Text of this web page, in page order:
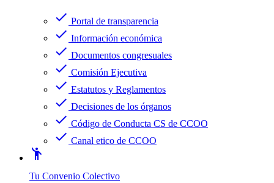
check Portal de transparencia
check Información económica
check Documentos congresuales
check Comisión Ejecutiva
check Estatutos y Reglamentos
check Decisiones de los órganos
check Código de Conducta CS de CCOO
check Canal etico de CCOO
emoji_people
Tu Convenio Colectivo